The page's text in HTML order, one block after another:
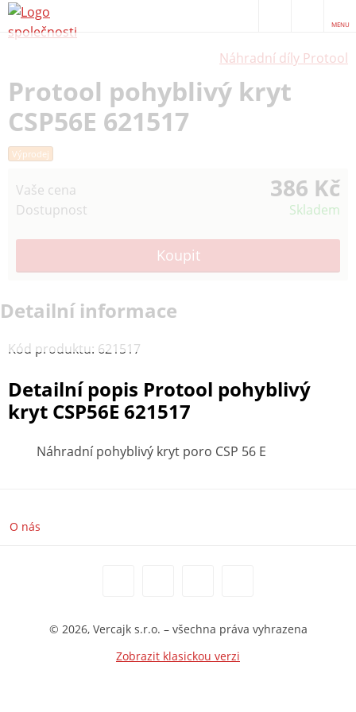
MENU
Náhradní díly Protool
Protool pohyblivý kryt
CSP56E 621517
Výprodej
Vaše cena 386 Kč
Dostupnost Skladem
Detailní informace
Kód produktu: 621517
Detailní popis Protool pohyblivý
kryt CSP56E 621517
Náhradní pohyblivý kryt poro CSP 56 E
O nás
© 2026, Vercajk s.r.o. – všechna práva vyhrazena
Zobrazit klasickou verzi